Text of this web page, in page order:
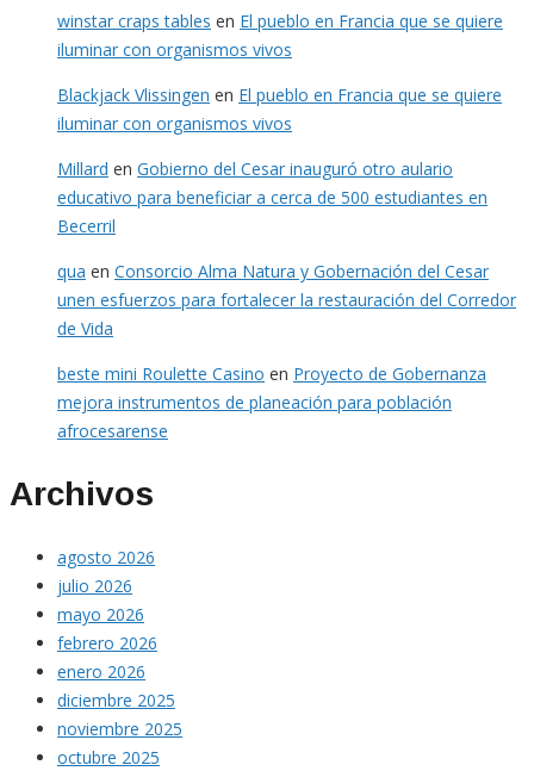
winstar craps tables en El pueblo en Francia que se quiere
iluminar con organismos vivos
Blackjack Vlissingen en El pueblo en Francia que se quiere
iluminar con organismos vivos
Millard en Gobierno del Cesar inauguró otro aulario
educativo para beneficiar a cerca de 500 estudiantes en
Becerril
qua en Consorcio Alma Natura y Gobernación del Cesar
unen esfuerzos para fortalecer la restauración del Corredor
de Vida
beste mini Roulette Casino en Proyecto de Gobernanza
mejora instrumentos de planeación para población
afrocesarense
Archivos
agosto 2026
julio 2026
mayo 2026
febrero 2026
enero 2026
diciembre 2025
noviembre 2025
octubre 2025